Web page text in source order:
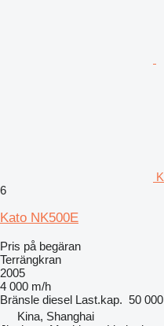
6
Kato NK500E
Pris på begäran
Terrängkran
2005
4 000 m/h
Bränsle diesel Last.kap. 50
Kina, Shanghai